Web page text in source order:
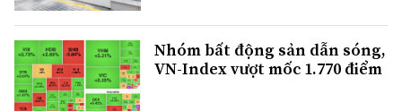
Nhóm bất động sản dẫn sóng,
VN-Index vượt mốc 1.770 điểm